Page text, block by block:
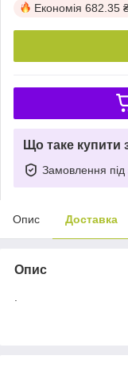
Економія 682.35
Що таке купити
Замовлення під
Опис Доставка
Опис